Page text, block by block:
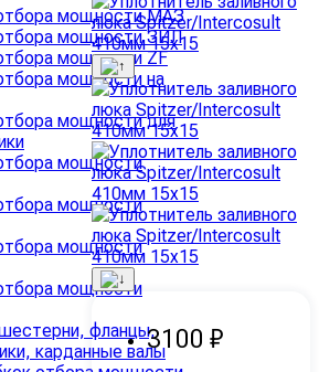
мощности МАЗ
мощности ЗИЛ
мощности ZF
мощности на
мощности для
мощности
мощности
мощности
мощности
фланцы,
карданные валы3100 ₽